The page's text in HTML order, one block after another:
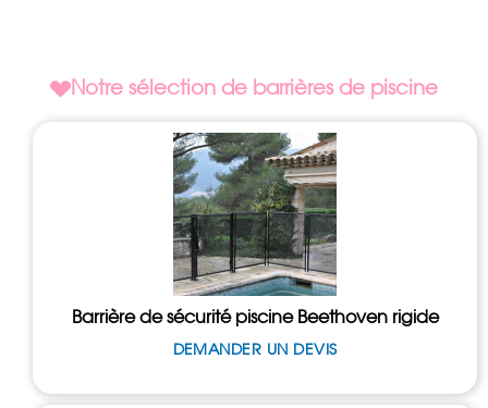
Notre sélection de barrières de piscine
Barrière de sécurité piscine Beethoven rigide
DEMANDER UN DEVIS